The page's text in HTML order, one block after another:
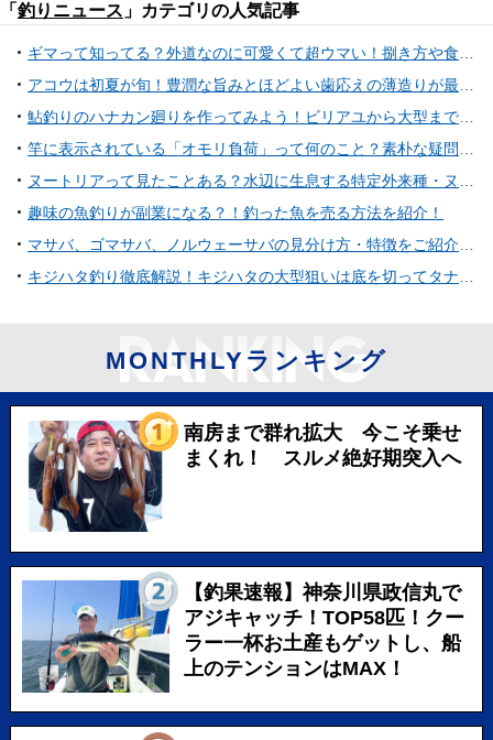
「 釣りニュース 」カテゴリの人気記事
ギマって知ってる？外道なのに可愛くて超ウマい！捌き方や食べ方、毒の有無も含めてご紹介します！
アコウは初夏が旬！豊潤な旨みとほどよい歯応えの薄造りが最高なアコウの生態から釣り方まで大公開！
鮎釣りのハナカン廻りを作ってみよう！ビリアユから大型まで対応可能！基本的なノーマル仕掛けの作り方をご紹介！
竿に表示されている「オモリ負荷」って何のこと？素朴な疑問にお答えします！
ヌートリアって見たことある？水辺に生息する特定外来種・ヌートリアの特徴を紹介！
趣味の魚釣りが副業になる？！釣った魚を売る方法を紹介！
マサバ、ゴマサバ、ノルウェーサバの見分け方・特徴をご紹介！美味しい食べ方、旬の違いは？？
キジハタ釣り徹底解説！キジハタの大型狙いは底を切ってタナを釣れ！
MONTHLYランキング
南房まで群れ拡大 今こそ乗せ
まくれ！ スルメ絶好期突入へ
【釣果速報】神奈川県政信丸で
アジキャッチ！TOP58匹！クー
ラー一杯お土産もゲットし、船
上のテンションはMAX！